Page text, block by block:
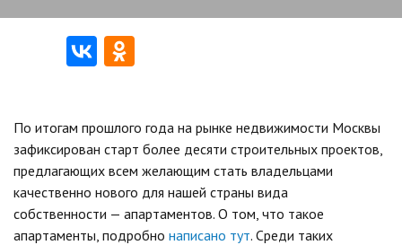
По итогам прошлого года на рынке недвижимости Москвы
зафиксирован старт более десяти строительных проектов,
предлагающих всем желающим стать владельцами
качественно нового для нашей страны вида
собственности — апартаментов. О том, что такое
апартаменты, подробно написано тут. Среди таких